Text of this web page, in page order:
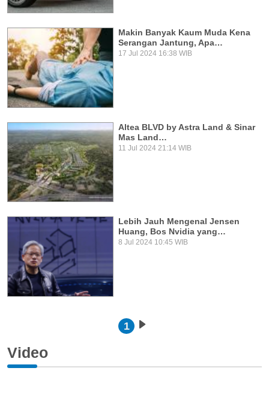
Makin Banyak Kaum Muda Kena
Serangan Jantung, Apa…
17 Jul 2024 16:38 WIB
Altea BLVD by Astra Land & Sinar
Mas Land…
11 Jul 2024 21:14 WIB
Lebih Jauh Mengenal Jensen
Huang, Bos Nvidia yang…
8 Jul 2024 10:45 WIB
1 Next page
Video